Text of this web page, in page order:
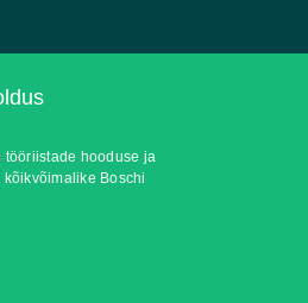
tööriistade hooduse ja
Boschi